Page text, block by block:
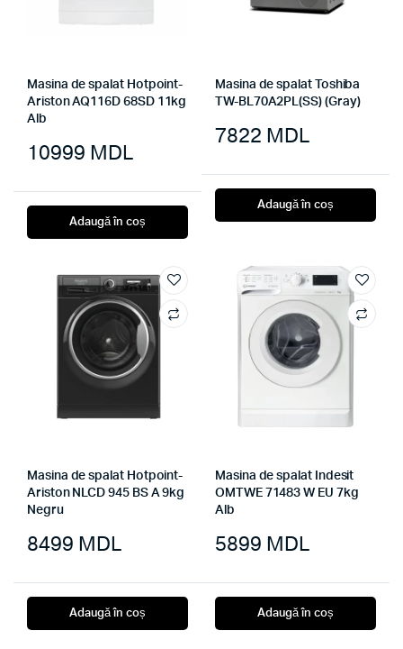
Masina de spalat Hotpoint-
Ariston AQ116D 68SD 11kg
Alb
10999 MDL
Adaugă în coș
Masina de spalat Toshiba
TW-BL70A2PL(SS) (Gray)
7822 MDL
Adaugă în coș
Masina de spalat Hotpoint-
Ariston NLCD 945 BS A 9kg
Negru
8499 MDL
Adaugă în coș
Masina de spalat Indesit
OMTWE 71483 W EU 7kg
Alb
5899 MDL
Adaugă în coș